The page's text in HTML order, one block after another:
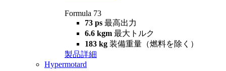
Formula 73
73 ps 最高出力
6.6 kgm 最大トルク
183 kg 装備重量（燃料を除く）
製品詳細
Hypermotard